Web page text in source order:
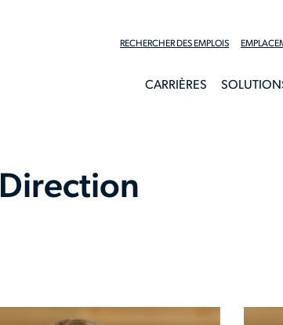
RECHERCHER DES EMPLOIS
CARRIÈRES
Direction